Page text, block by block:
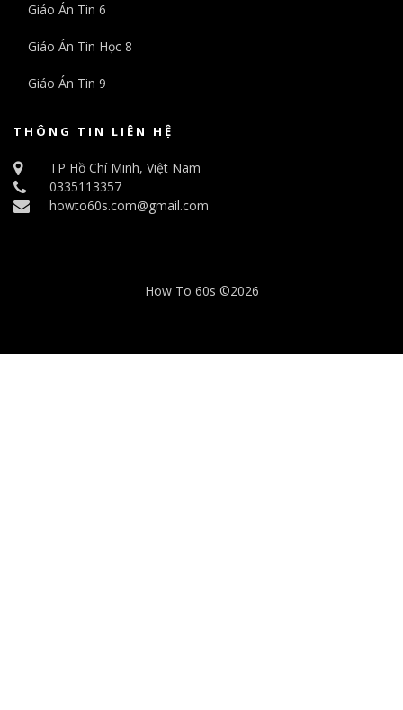
Giáo Án Tin 6
Giáo Án Tin Học 8
Giáo Án Tin 9
THÔNG TIN LIÊN HỆ
TP Hồ Chí Minh, Việt Nam
0335113357
howto60s.com@gmail.com
How To 60s ©2026